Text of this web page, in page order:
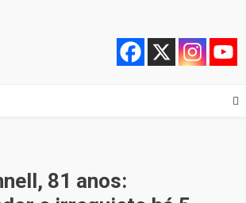
o Controle
81 anos: